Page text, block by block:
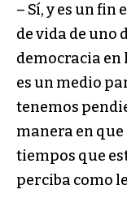
– Sí, y es un
de vida de uno
democracia en
es un medio
tenemos
manera en
tiempos que
perciba como